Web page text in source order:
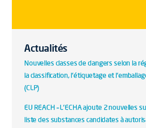
Actualités
Nouvelles classes de dangers selon la
la classification, l'étiquetage et
(CLP)
EU REACH – L'ECHA ajoute 2 nouvelles
liste des substances candidates à